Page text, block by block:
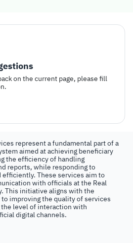
on the current page, please fill
represent a fundamental part of a
aimed at achieving beneficiary
the efficiency of handling
reports, while responding to
These services aim to
with officials at the Real
This initiative aligns with the
improving the quality of services
level of interaction with
digital channels.